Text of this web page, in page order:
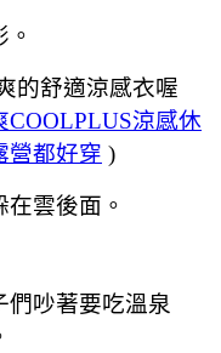
的舒適涼感衣喔
COOLPLUS涼感休
營都好穿 )
雲後面。
們吵著要吃溫泉